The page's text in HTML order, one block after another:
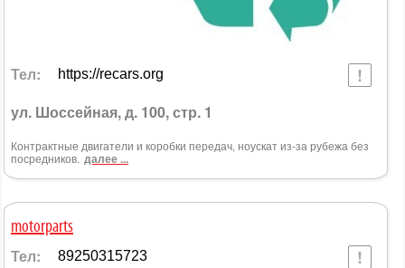
Тел: https://recars.org
ул. Шоссейная, д. 100, стр. 1
Контрактные двигатели и коробки передач, ноускат из-за рубежа без
посредников. далее ...
motorparts
Тел: 89250315723